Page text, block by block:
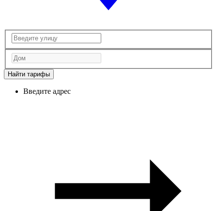
Найти тарифы
Введите адрес